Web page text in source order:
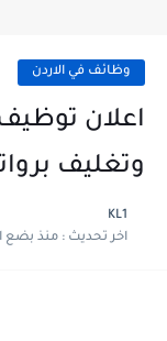
وظائف في الاردن
اعلان
وتغليف برواتب 260 – 320 دينار
KL1
اخر تحديث :منذ بضع